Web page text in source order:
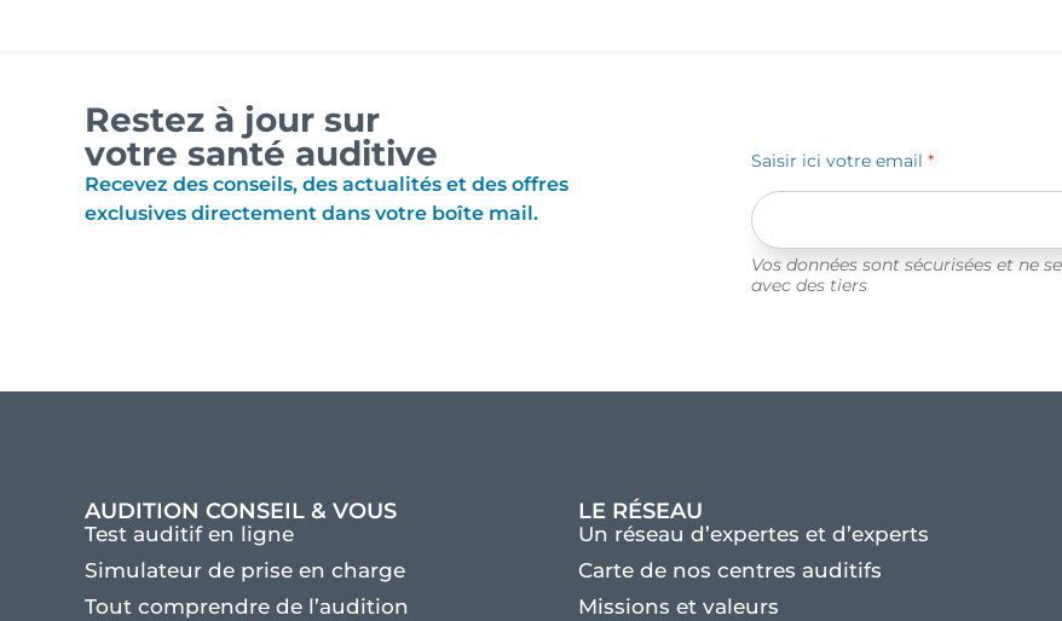
Restez à jour sur
votre santé auditive
Recevez des conseils, des actualités et des offres
exclusives directement dans votre boîte mail.
Saisir ici votre email *
Vos données sont sécurisées et ne
avec des tiers
AUDITION CONSEIL & VOUS
Test auditif en ligne
Simulateur de prise en charge
Tout comprendre de l’audition
LE RÉSEAU
Un réseau d’expertes et d’experts
Carte de nos centres auditifs
Missions et valeurs